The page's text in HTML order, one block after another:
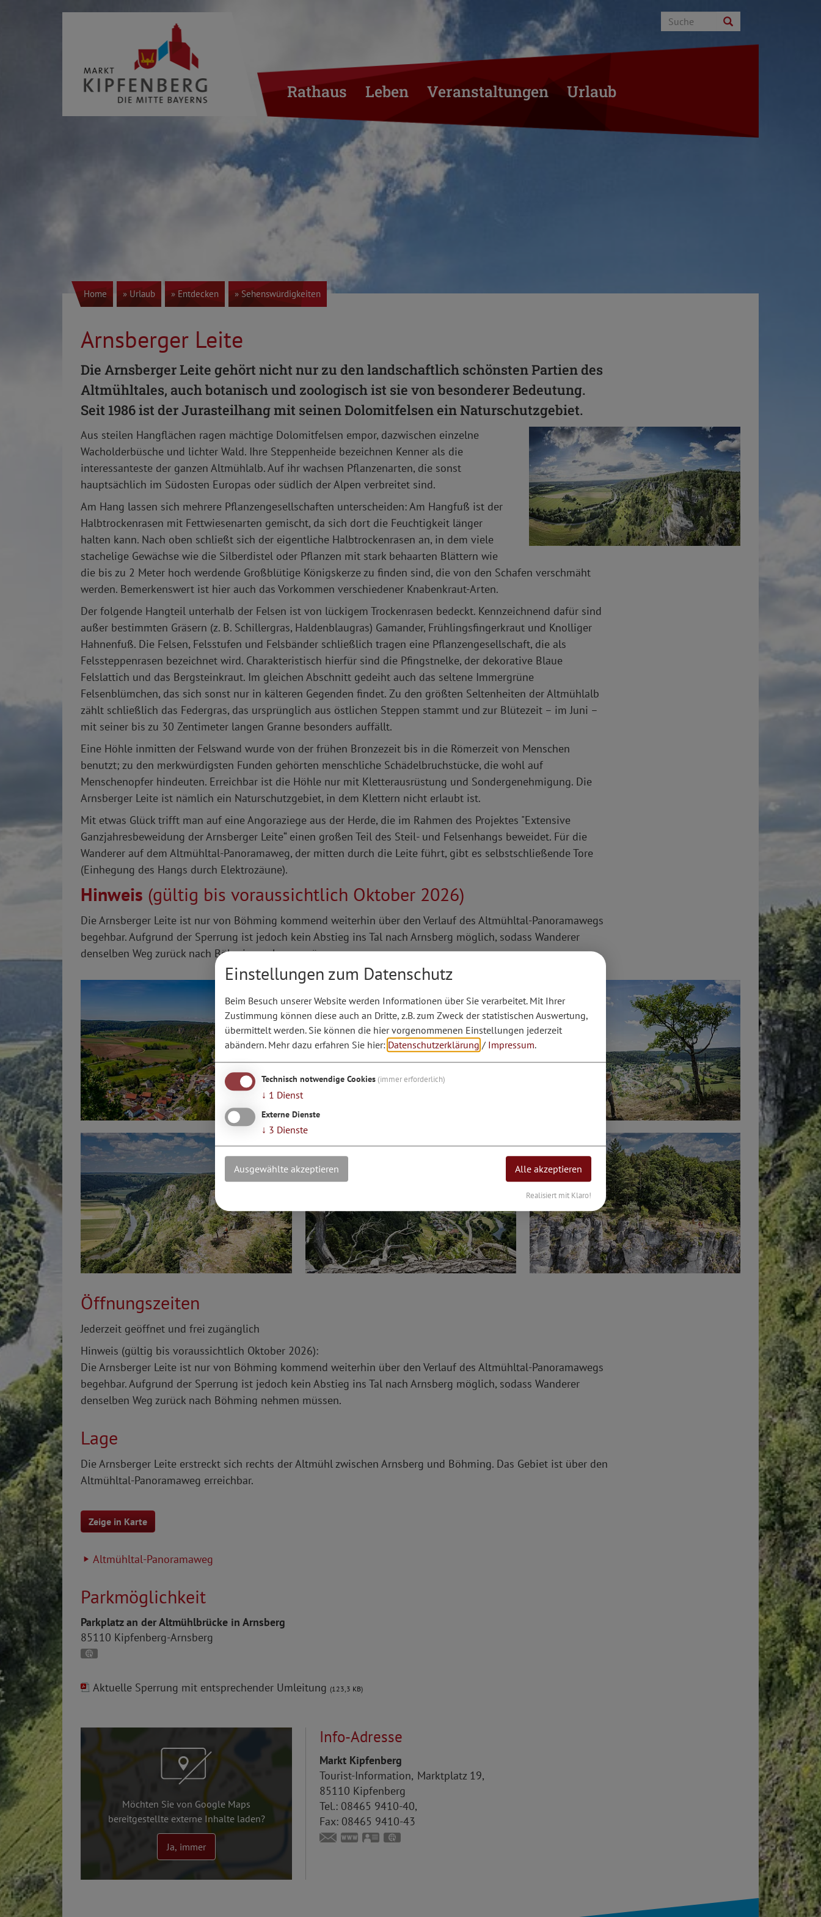
Rathaus Leben Veranstaltungen Urlaub
Home » Urlaub » Entdecken » Sehenswürdigkeiten
Arnsberger Leite
Die Arnsberger Leite gehört nicht nur zu den landschaftlich schönsten Partien des
Altmühltales, auch botanisch und zoologisch ist sie von besonderer Bedeutung.
Seit 1986 ist der Jurasteilhang mit seinen Dolomitfelsen ein Naturschutzgebiet.
Aus steilen Hangflächen ragen mächtige Dolomitfelsen empor, dazwischen einzelne
Wacholderbüsche und lichter Wald. Ihre Steppenheide bezeichnen Kenner als die
interessanteste der ganzen Altmühlalb. Auf ihr wachsen Pflanzenarten, die sonst
hauptsächlich im Südosten Europas oder südlich der Alpen verbreitet sind.
Am Hang lassen sich mehrere Pflanzengesellschaften unterscheiden: Am Hangfuß ist der
Halbtrockenrasen mit Fettwiesenarten gemischt, da sich dort die Feuchtigkeit länger
halten kann. Nach oben schließt sich der eigentliche Halbtrockenrasen an, in dem viele
stachelige Gewächse wie die Silberdistel oder Pflanzen mit stark behaarten Blättern wie
die bis zu 2 Meter hoch werdende Großblütige Königskerze zu finden sind, die von den Schafen verschmäht
werden. Bemerkenswert ist hier auch das Vorkommen verschiedener Knabenkraut-Arten.
Der folgende Hangteil unterhalb der Felsen ist von lückigem Trockenrasen bedeckt. Kennzeichnend dafür sind
außer bestimmten Gräsern (z. B. Schillergras, Haldenblaugras) Gamander, Frühlingsfingerkraut und Knolliger
Hahnenfuß. Die Felsen, Felsstufen und Felsbänder schließlich tragen eine Pflanzengesellschaft, die als
Felssteppenrasen bezeichnet wird. Charakteristisch hierfür sind die Pfingstnelke, der dekorative Blaue
Felslattich und das Bergsteinkraut. Im gleichen Abschnitt gedeiht auch das seltene Immergrüne
Felsenblümchen, das sich sonst nur in kälteren Gegenden findet. Zu den größten Seltenheiten der Altmühlalb
zählt schließlich das Federgras, das ursprünglich aus östlichen Steppen stammt und zur Blütezeit – im Juni –
mit seiner bis zu 30 Zentimeter langen Granne besonders auffällt.
Eine Höhle inmitten der Felswand wurde von der frühen Bronzezeit bis in die Römerzeit von Menschen
benutzt; zu den merkwürdigsten Funden gehörten menschliche Schädelbruchstücke, die wohl auf
Menschenopfer hindeuten. Erreichbar ist die Höhle nur mit Kletterausrüstung und Sondergenehmigung. Die
Arnsberger Leite ist nämlich ein Naturschutzgebiet, in dem Klettern nicht erlaubt ist.
Mit etwas Glück trifft man auf eine Angoraziege aus der Herde, die im Rahmen des Projektes "Extensive
Ganzjahresbeweidung der Arnsberger Leite“ einen großen Teil des Steil- und Felsenhangs beweidet. Für die
Wanderer auf dem Altmühltal-Panoramaweg, der mitten durch die Leite führt, gibt es selbstschließende Tore
(Einhegung des Hangs durch Elektrozäune).
Hinweis (gültig bis voraussichtlich Oktober 2026)
Die Arnsberger Leite ist nur von Böhming kommend weiterhin über den Verlauf des Altmühltal-Panoramawegs
begehbar. Aufgrund der Sperrung ist jedoch kein Abstieg ins Tal nach Arnsberg möglich, sodass Wanderer
denselben Weg zurück nach Böhming nehmen müssen.
Öffnungszeiten
Jederzeit geöffnet und frei zugänglich
Hinweis (gültig bis voraussichtlich Oktober 2026):
​Die Arnsberger Leite ist nur von Böhming kommend weiterhin über den Verlauf des Altmühltal-Panoramawegs
begehbar. Aufgrund der Sperrung ist jedoch kein Abstieg ins Tal nach Arnsberg möglich, sodass Wanderer
denselben Weg zurück nach Böhming nehmen müssen.
Lage
Die Arnsberger Leite erstreckt sich rechts der Altmühl zwischen Arnsberg und Böhming. Das Gebiet ist über den
Altmühltal-Panoramaweg erreichbar.
Zeige in Karte
Altmühltal-Panoramaweg
Parkmöglichkeit
Parkplatz an der Altmühlbrücke in Arnsberg
85110 Kipfenberg-Arnsberg
Aktuelle Sperrung mit entsprechender Umleitung (123,3 KB)
Möchten Sie von Google Maps
bereitgestellte externe Inhalte laden?
Ja, immer
Info-Adresse
Markt Kipfenberg
Tourist-Information Marktplatz 19
85110 Kipfenberg
Tel.: 08465 9410-40
Fax: 08465 9410-43
touristinfo@markt-kipfenberg.de
www.kipfenberg.de
vCard
Einstellungen zum Datenschutz
Beim Besuch unserer Website werden Informationen über Sie verarbeitet. Mit Ihrer
Zustimmung können diese auch an Dritte, z.B. zum Zweck der statistischen Auswertung,
übermittelt werden. Sie können die hier vorgenommenen Einstellungen jederzeit
abändern. Mehr dazu erfahren Sie hier: Datenschutzerklärung / Impressum.
Technisch notwendige Cookies (immer erforderlich)
↓ 1 Dienst
Externe Dienste
↓ 3 Dienste
Ausgewählte akzeptieren Alle akzeptieren
Realisiert mit Klaro!